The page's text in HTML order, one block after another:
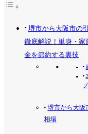
堺市から大阪市の
徹底解説！単身・
金を節約する裏技
堺市から大阪
相場